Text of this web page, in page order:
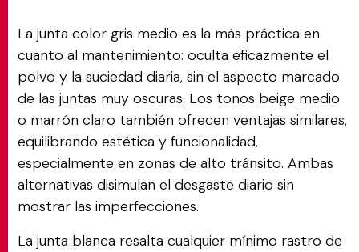
La junta color gris medio es la más práctica en
cuanto al mantenimiento: oculta eficazmente el
polvo y la suciedad diaria, sin el aspecto marcado
de las juntas muy oscuras. Los tonos beige medio
o marrón claro también ofrecen ventajas similares,
equilibrando estética y funcionalidad,
especialmente en zonas de alto tránsito. Ambas
alternativas disimulan el desgaste diario sin
mostrar las imperfecciones.
La junta blanca resalta cualquier mínimo rastro de